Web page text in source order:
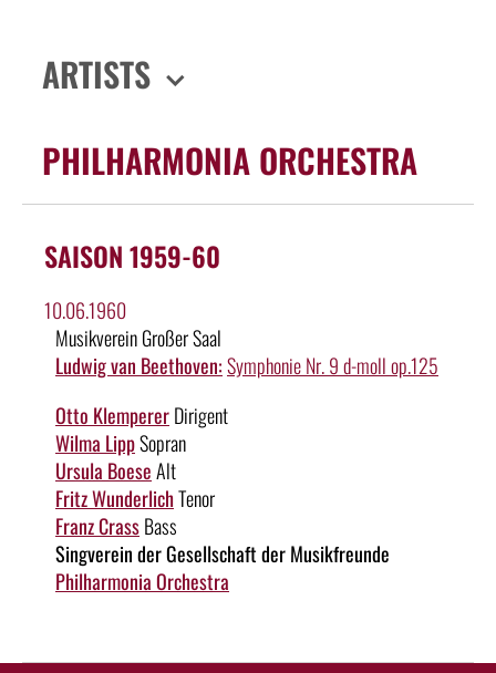
ARTISTS
PHILHARMONIA ORCHESTRA
SAISON 1959-60
10.06.1960
Musikverein Großer Saal
Ludwig van Beethoven:Symphonie Nr. 9 d-moll op.125
Otto KlempererDirigent
Wilma LippSopran
Ursula BoeseAlt
Fritz WunderlichTenor
Franz CrassBass
Singverein der Gesellschaft der Musikfreunde
Philharmonia Orchestra